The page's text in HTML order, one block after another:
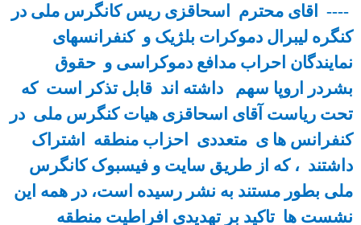
---- اقای محترم اسحاقزی ریس کانگرس ملی در
کنگره لیبرال دموکرات بلژیک و کنفرانسهای
نمایندگان احراب مدافع دموکراسی و حقوق
بشردر اروپا سهم داشته اند قابل تذکر است که
تحت ریاست آقای اسحاقزی هیات کنگرس ملی در
کنفرانس ها ی متعددی احزاب منطقه اشتراک
داشتند ، که از طریق سایت و فیسبوک کانگرس
ملی بطور مستند به نشر رسیده است، در همه این
نشست ها تاکید بر تهدیدی افراطیت منطقه